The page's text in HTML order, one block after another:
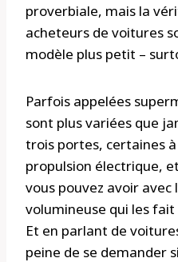
proverbiale, mais la
acheteurs de voitures
modèle plus petit –
Parfois appelées
sont plus variées que
trois portes, certaines
propulsion électrique,
vous pouvez avoir
volumineuse qui les fait
Et en parlant de
peine de se demander